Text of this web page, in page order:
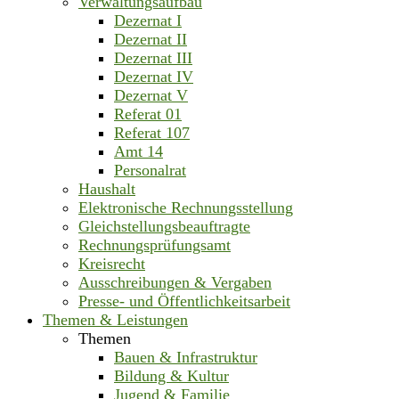
Dezernat I
Dezernat II
Dezernat III
Dezernat IV
Dezernat V
Referat 01
Referat 107
Amt 14
Personalrat
Haushalt
Elektronische Rechnungsstellung
Gleichstellungsbeauftragte
Rechnungsprüfungsamt
Kreisrecht
Ausschreibungen & Vergaben
Presse- und Öffentlichkeitsarbeit
Themen & Leistungen
Themen
Bauen & Infrastruktur
Bildung & Kultur
Jugend & Familie